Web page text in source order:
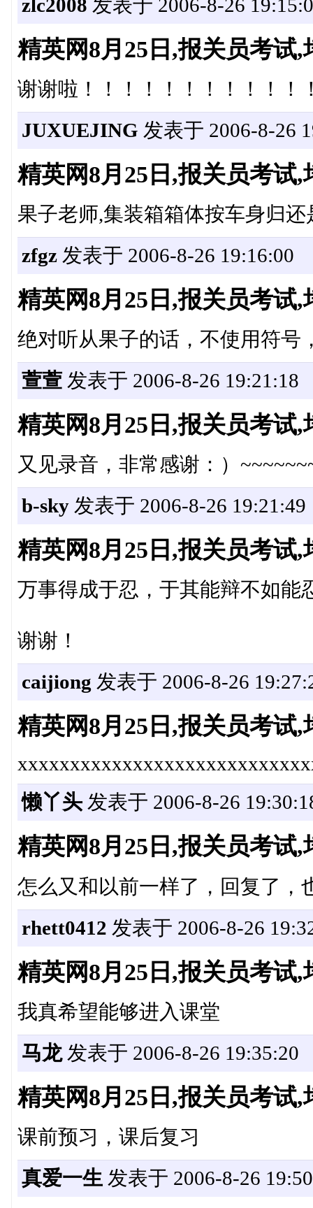
zlc2008 发表于 2006-8-26
精英网8月25日,报关员考试
谢谢啦！！！！！！！！！！！
JUXUEJING 发表于 2006-8-26
精英网8月25日,报关员考试
果子老师,集装箱箱体按车身归还
zfgz发表于 2006-8-26 19:16:00
精英网8月25日,报关员考试
绝对听从果子的话，不使用符号
萱萱发表于 2006-8-26 19:21:18
精英网8月25日,报关员考试
又见录音，非常感谢：）
b-sky发表于 2006-8-26 19:21:49
精英网8月25日,报关员考试
万事得成于忍，于其能辩不如能
谢谢！
caijiong 发表于 2006-8-26
精英网8月25日,报关员考试
懒丫头发表于 2006-8-26
精英网8月25日,报关员考试
怎么又和以前一样了，回复了，
rhett0412 发表于 2006-8-26
精英网8月25日,报关员考试
我真希望能够进入课堂
马龙发表于 2006-8-26 19:35:20
精英网8月25日,报关员考试
课前预习，课后复习
真爱一生发表于 2006-8-26